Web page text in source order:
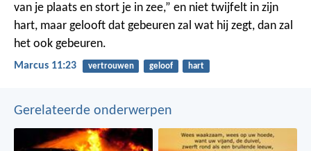
van je plaats en stort je in zee,” en niet twijfelt in zijn
hart, maar gelooft dat gebeuren zal wat hij zegt, dan zal
het ook gebeuren.
Marcus 11:23 vertrouwen geloof hart
Gerelateerde onderwerpen